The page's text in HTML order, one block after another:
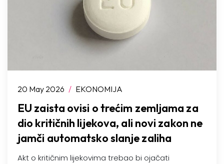
20 May 2026 / EKONOMIJA
EU zaista ovisi o trećim zemljama za
dio kritičnih lijekova, ali novi zakon ne
jamči automatsko slanje zaliha
Akt o kritičnim lijekovima trebao bi ojačati